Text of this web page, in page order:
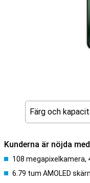
Färg och
Kunderna är nöjda
108 megapixelkamera,
6.79 tum AMOLED